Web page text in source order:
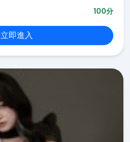
100分
立即進入